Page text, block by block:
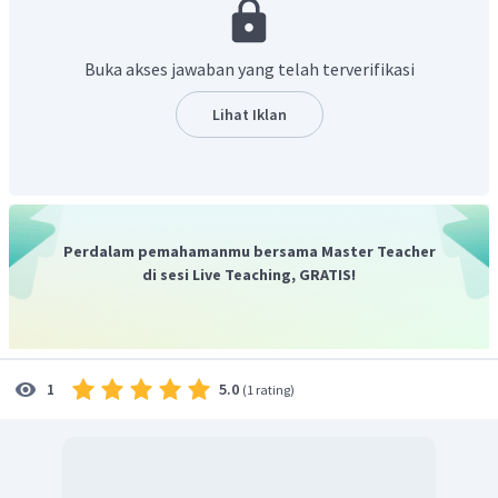
Berdasarkan teks, khususnya paragraf ke 3 tercantum
"Dia ingin menjadi penari profesional.". Sehingga,
pernyataan yang benar adalah
"Mirza wants to be a
Buka akses jawaban yang telah terverifikasi
Lihat Iklan
Perdalam pemahamanmu bersama Master Teacher
di sesi Live Teaching, GRATIS!
1 5.0 (1 rating)